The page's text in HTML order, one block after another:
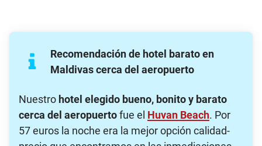
Recomendación de hotel barato en
Maldivas cerca del aeropuerto
Nuestro hotel elegido bueno, bonito y barato
cerca del aeropuertofue el Huvan Beach. Por
57 euros la noche era la mejor opción calidad-